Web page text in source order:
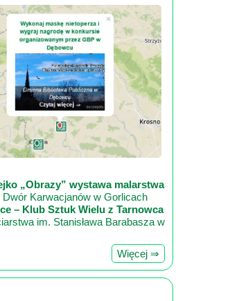
„Obrazy” wystawa malarstwa
Dwór Karwacjanów w Gorlicach
– Klub Sztuk Wielu z Tarnowca
im. Stanisława Barabasza w
Więcej ⇒